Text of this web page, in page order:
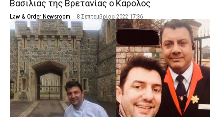
Βασιλιάς της Βρετανίας ο Κάρολος
Law & Order Newsroom - 8 Σεπτεμβρίου 2022 17:36